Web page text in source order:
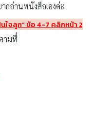
อ่านหนังสือเองค่ะ
ใจลูก”ข้อ4-7 คลิกหน้า 2
ามที่